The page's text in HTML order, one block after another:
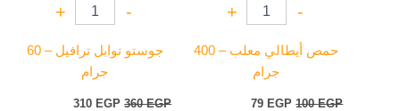
-
+
حمص أيطالي معلب – 400
جرام
100EGP
79 EGP
-
+
جوستو توابل ترافيل – 60
جرام
360EGP
310 EGP